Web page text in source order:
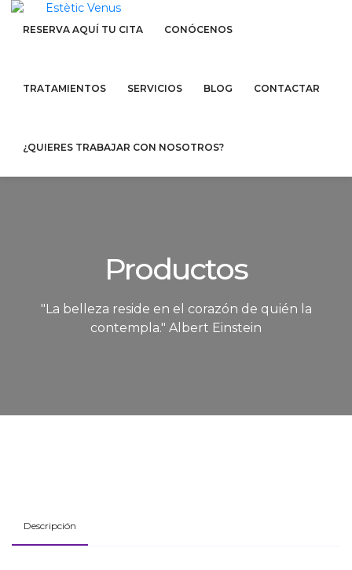
RESERVA AQUÍ TU CITA CONÓCENOS
TRATAMIENTOS SERVICIOS BLOG CONTACTAR
¿QUIERES TRABAJAR CON NOSOTROS?
Productos
"La belleza reside en el corazón de quién la
contempla." Albert Einstein
Descripción